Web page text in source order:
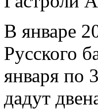
В январе
Русского
января по
дадут